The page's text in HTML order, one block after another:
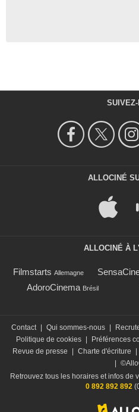
SUIVEZ-
ALLOCINÉ
ALLOCINÉ À
Filmstarts Allemagne
AdoroCinema Brésil
Contact | Qui sommes-nous |
Politique de cookies | Préférences
Revue de presse
| Charte d'écriture |
|
Retrouvez tous les horaires et infos de
0 892 892 892